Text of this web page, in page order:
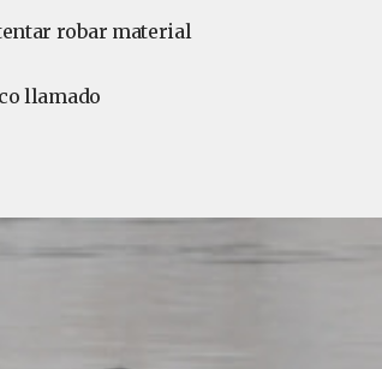
robar material
llamado